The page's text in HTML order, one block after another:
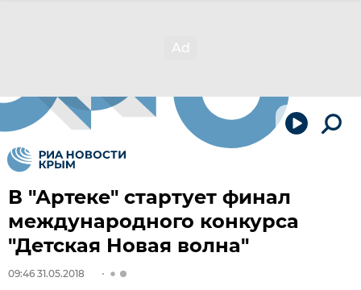
В "Артеке" стартует финал
международного конкурса
"Детская Новая волна"
09:46 31.05.2018